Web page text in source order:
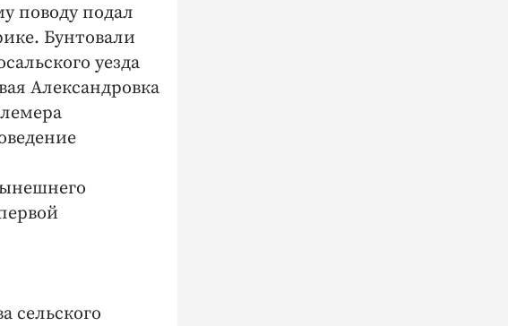
поводу подал
Бунтовали
уезда
Александровка
сельского